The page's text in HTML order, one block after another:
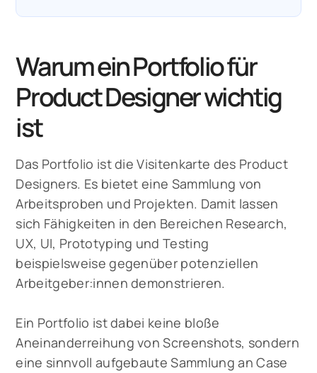
Warum ein Portfolio für
Product Designer wichtig
ist
Das Portfolio ist die Visitenkarte des Product
Designers. Es bietet eine Sammlung von
Arbeitsproben und Projekten. Damit lassen
sich Fähigkeiten in den Bereichen Research,
UX, UI, Prototyping und Testing
beispielsweise gegenüber potenziellen
Arbeitgeber:innen demonstrieren.
Ein Portfolio ist dabei keine bloße
Aneinanderreihung von Screenshots, sondern
eine sinnvoll aufgebaute Sammlung an Case